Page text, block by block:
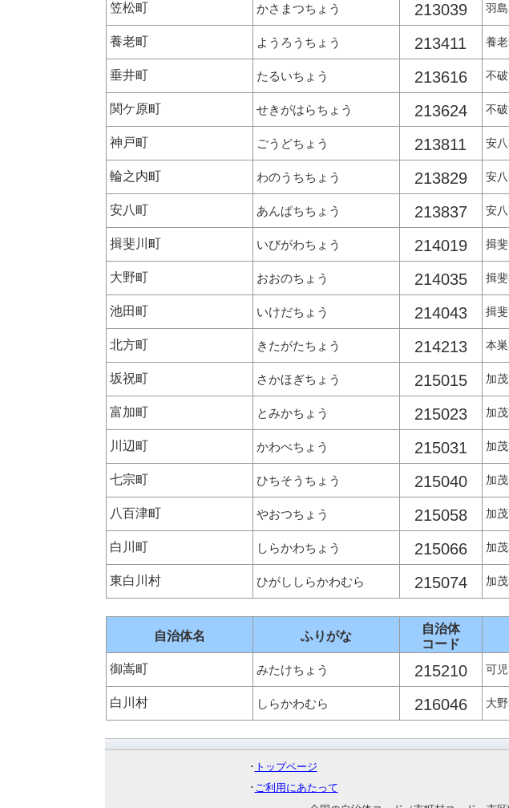
笠松町 かさまつちょう 213039 羽
養老町 ようろうちょう 213411 養
垂井町 たるいちょう 213616 不
関ケ原町 せきがはらちょう 213624 不
神戸町 ごうどちょう 213811 安
輪之内町 わのうちちょう 213829 安
安八町 あんぱちちょう 213837 安
揖斐川町 いびがわちょう 214019 揖
大野町 おおのちょう 214035 揖
池田町 いけだちょう 214043 揖
北方町 きたがたちょう 214213 本
坂祝町 さかほぎちょう 215015 加
富加町 とみかちょう 215023 加
川辺町 かわべちょう 215031 加
七宗町 ひちそうちょう 215040 加
八百津町 やおつちょう 215058 加
白川町 しらかわちょう 215066 加
東白川村 ひがししらかわむら 215074 加
自治体名 ふりがな
自治体
コード
御嵩町 みたけちょう 215210 可
白川村 しらかわむら 216046 大
･ トップページ
･ ご利用にあたって